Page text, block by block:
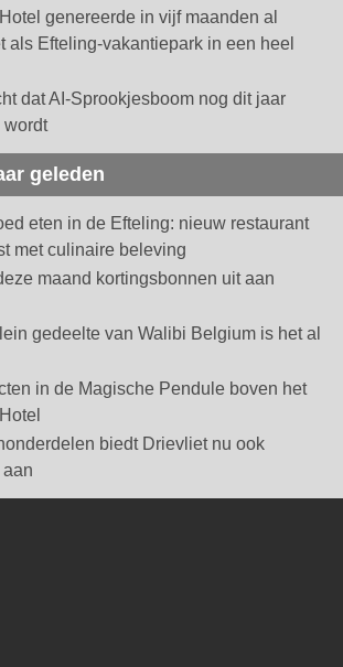
genereerde in vijf maanden al
als Efteling-vakantiepark in een heel
dat AI-Sprookjesboom nog dit jaar
wordt
geleden
eten in de Efteling: nieuw restaurant
met culinaire beleving
maand kortingsbonnen uit aan
gedeelte van Walibi Belgium is het al
in de Magische Pendule boven het
biedt Drievliet nu ook